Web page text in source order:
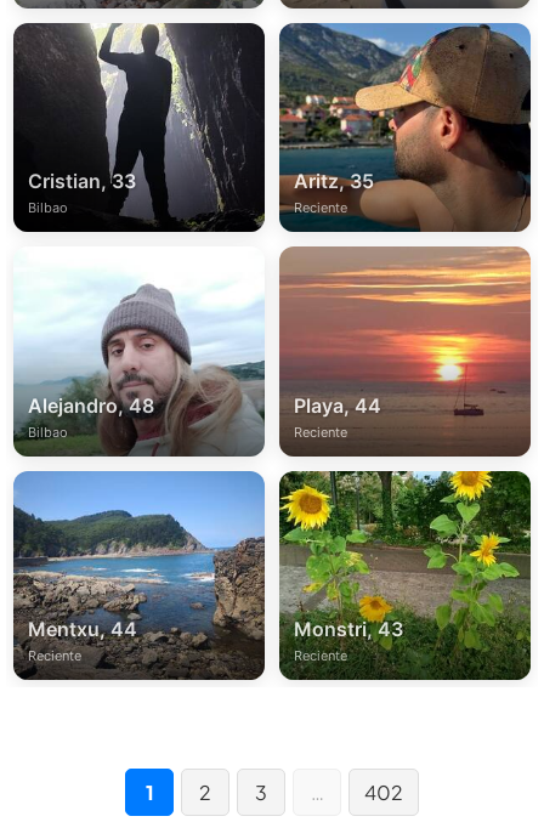
Cristian, 33
Bilbao
Aritz, 35
Reciente
Alejandro, 48
Bilbao
Playa, 44
Reciente
Mentxu, 44
Reciente
Monstri, 43
Reciente
1 2 3 … 402